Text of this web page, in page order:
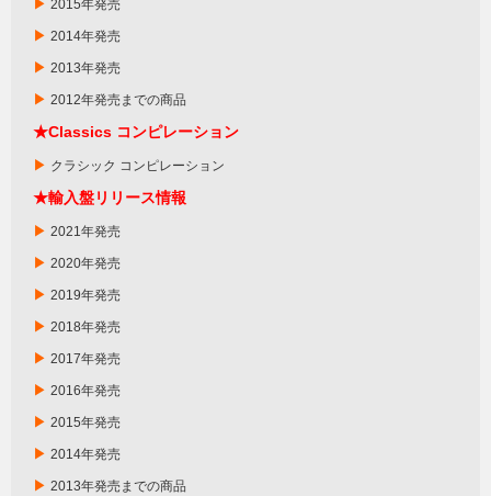
▶ 2015年発売
▶ 2014年発売
▶ 2013年発売
▶ 2012年発売までの商品
★Classics コンピレーション
▶ クラシック コンピレーション
★輸入盤リリース情報
▶ 2021年発売
▶ 2020年発売
▶ 2019年発売
▶ 2018年発売
▶ 2017年発売
▶ 2016年発売
▶ 2015年発売
▶ 2014年発売
▶ 2013年発売までの商品